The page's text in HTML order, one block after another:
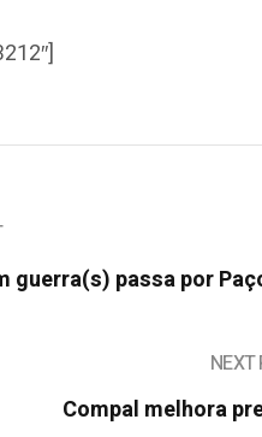
guerra(s) passa por
NEXT
Compal melhora